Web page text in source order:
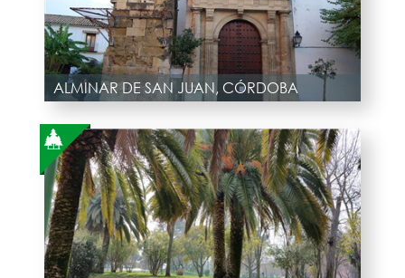
ALMINAR DE SAN JUAN, CÓRDOBA